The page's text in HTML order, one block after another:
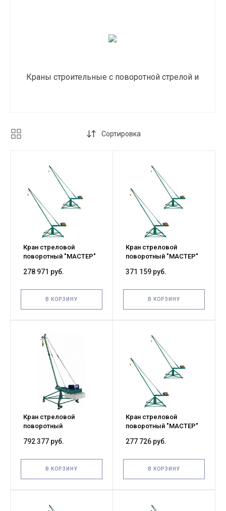
Краны строительные с поворотной стрелой и
Сортировка
Кран стреловой
поворотный "МАСТЕР"
противовесов
278 971 руб.
В КОРЗИНУ
Кран стреловой
поворотный "МАСТЕР"
противовесов
371 159 руб.
В КОРЗИНУ
Кран стреловой
поворотный
с противовесами и
792 377 руб.
В КОРЗИНУ
Кран стреловой
поворотный "МАСТЕР"
противовесов
277 726 руб.
В КОРЗИНУ